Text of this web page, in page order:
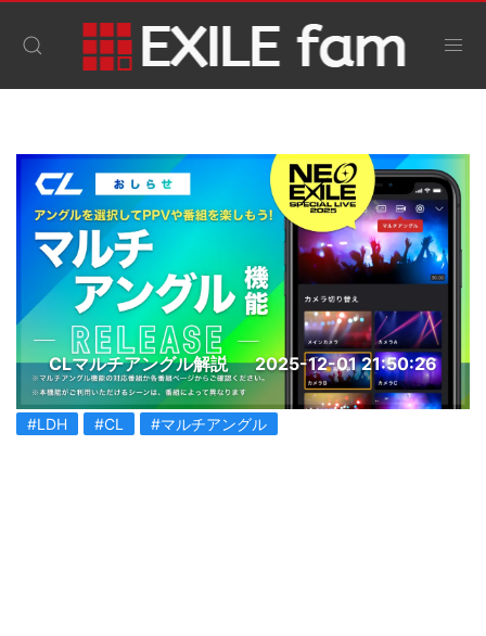
CLマルチアングル解説 2025-12-01 21:50:26
#LDH #CL #マルチアングル